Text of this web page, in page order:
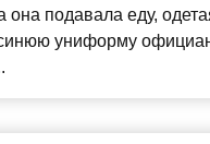
она подавала еду,
униформу